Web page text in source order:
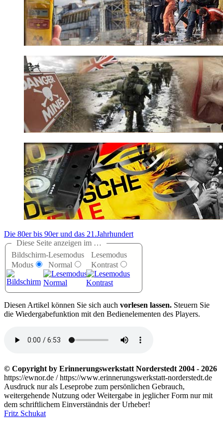
Die 80er bis 90er und das 21.Jahrhundert
Diese Seite anzeigen im …
Bildschirm-
Modus
Lesemodus
Normal
Lesemodus
Kontrast
Diesen Artikel können Sie sich auch vorlesen lassen. Steuern Sie
die Wiedergabefunktion mit den Bedienelementen des Players.
© Copyright by Erinnerungswerkstatt Norderstedt 2004 - 2026
https://ewnor.de / https://www.erinnerungswerkstatt-norderstedt.de
Ausdruck nur als Leseprobe zum persönlichen Gebrauch,
weitergehende Nutzung oder Weitergabe in jeglicher Form nur mit
dem schriftlichem Einverständnis der Urheber!
Fritz Schukat